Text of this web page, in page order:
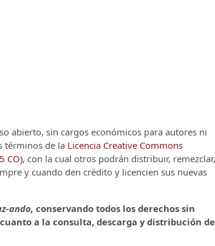
abierto, sin cargos económicos para autores ni
términos de la Licencia Creative Commons
CO), con la cual otros podrán distribuir, remezclar,
y cuando den crédito y licencien sus nuevas
ando, conservando todos los derechos sin
a la consulta, descarga y distribución